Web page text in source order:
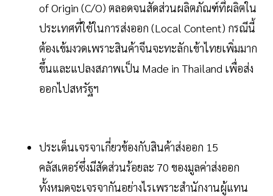
of Origin (C/O) ตลอดจนสัดส่วนผลิตภัณฑ์ที่ผลิตใน
ประเทศที่ใช้ในการส่งออก (Local Content) กรณีนี้
ต้องเข้มงวดเพราะสินค้าจีนจะทะลักเข้าไทยเพิ่มมาก
ขึ้นและแปลงสภาพเป็น Made in Thailand เพื่อส่ง
ออกไปสหรัฐฯ
ประเด็นเจรจาเกี่ยวข้องกับสินค้าส่งออก 15
คลัสเตอร์ซึ่งมีสัดส่วนร้อยละ 70 ของมูลค่าส่งออก
ทั้งหมดจะเจรจากันอย่างไรเพราะสำนักงานผู้แทน